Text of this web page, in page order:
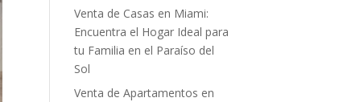
Venta de Casas en Miami:
Encuentra el Hogar Ideal para
tu Familia en el Paraíso del
Sol
Venta de Apartamentos en